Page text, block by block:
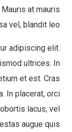
at mauris
vel, blandit leo.
adipiscing elit.
ultrices. In
et est. Cras
In placerat, orci
lacus, vel
augue quis